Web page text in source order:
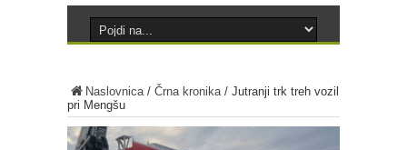
Naslovnica/ Črna kronika/ Jutranji trk treh vozil
pri Mengšu